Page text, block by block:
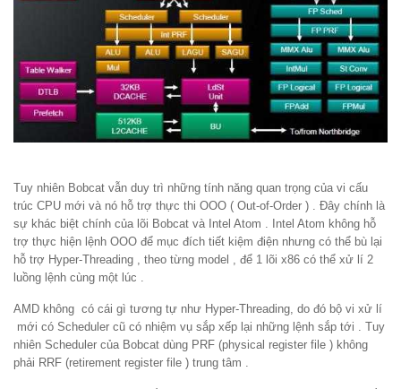
Tuy nhiên Bobcat vẫn duy trì những tính năng quan trọng của vi cấu
trúc CPU mới và nó hỗ trợ thực thi OOO ( Out-of-Order ) . Đây chính là
sự khác biệt chính của lõi Bobcat và Intel Atom . Intel Atom không hỗ
trợ thực hiện lệnh OOO để mục đích tiết kiệm điện nhưng có thể bù lại
hỗ trợ Hyper-Threading , theo từng model , để 1 lõi x86 có thể xử lí 2
luồng lệnh cùng một lúc .
AMD không có cái gì tương tự như Hyper-Threading, do đó bộ vi xử lí
mới có Scheduler cũ có nhiệm vụ sắp xếp lại những lệnh sắp tới . Tuy
nhiên Scheduler của Bobcat dùng PRF (physical register file ) không
phải RRF (retirement register file ) trung tâm .